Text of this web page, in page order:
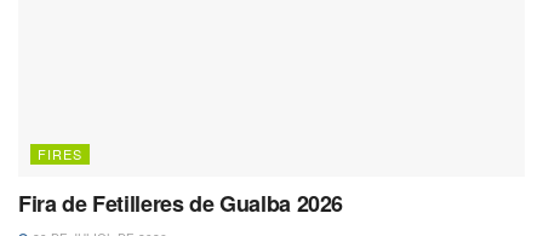
FIRES
Fira de Fetilleres de Gualba 2026